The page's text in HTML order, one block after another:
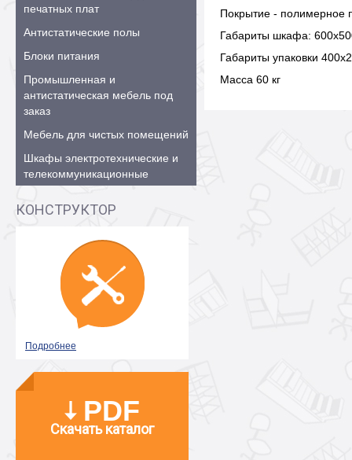
печатных плат
Антистатические полы
Блоки питания
Промышленная и
антистатическая мебель под
заказ
Мебель для чистых помещений
Шкафы электротехнические и
телекоммуникационные
КОНСТРУКТОР
Подробнее
PDF
Скачать каталог
Покрытие - полимерное
Габариты шкафа:
Габариты упаковки
Масса 60 кг